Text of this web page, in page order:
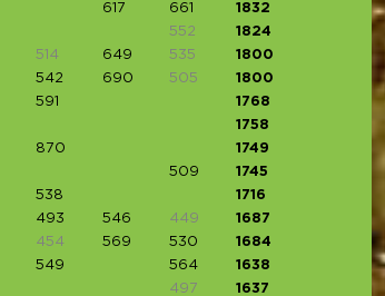
617 661
1832
552
1824
514 649 535
1800
542 690 505
1800
591
1768
1758
870
1749
509
1745
538
1716
493 546 449
1687
454 569 530
1684
549 564
1638
497
1637